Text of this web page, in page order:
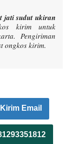
jati sudut ukiran
kirim untuk
Pengiriman
ongkos kirim.
Kirim Email